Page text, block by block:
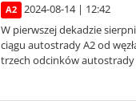
A2
2024-08-14 | 12:42
W pierwszej dekadzie
ciągu autostrady A2 od
trzech odcinków autostrady